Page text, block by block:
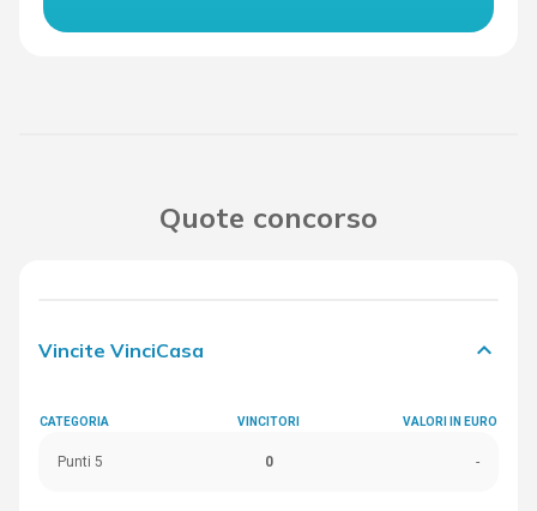
Quote concorso
Vincite VinciCasa keyboard_arrow_down
CATEGORIA VINCITORI VALORI IN EURO
Punti 5 0 -